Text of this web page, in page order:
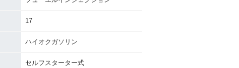
17
ハイオクガソリン
セルフスターター式